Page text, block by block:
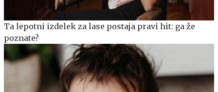
Ta lepotni izdelek za lase postaja pravi hit: ga že
poznate?